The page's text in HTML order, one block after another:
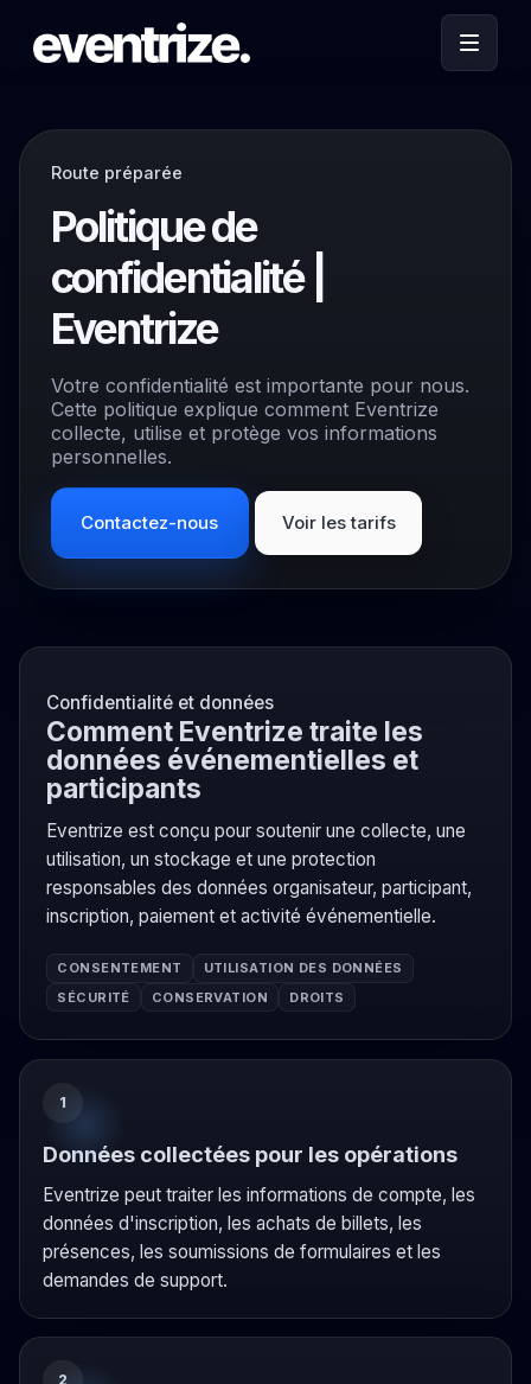
Route préparée
Politique de
confidentialité |
Eventrize
Votre confidentialité est importante pour nous.
Cette politique explique comment Eventrize
collecte, utilise et protège vos informations
personnelles.
Contactez-nous Voir les tarifs
Confidentialité et données
Comment Eventrize traite les
données événementielles et
participants
Eventrize est conçu pour soutenir une collecte, une
utilisation, un stockage et une protection
responsables des données organisateur, participant,
inscription, paiement et activité événementielle.
CONSENTEMENT
UTILISATION DES DONNÉES
SÉCURITÉ
CONSERVATION DROITS
1
Données collectées pour les opérations
Eventrize peut traiter les informations de compte, les
données d'inscription, les achats de billets, les
présences, les soumissions de formulaires et les
demandes de support.
2